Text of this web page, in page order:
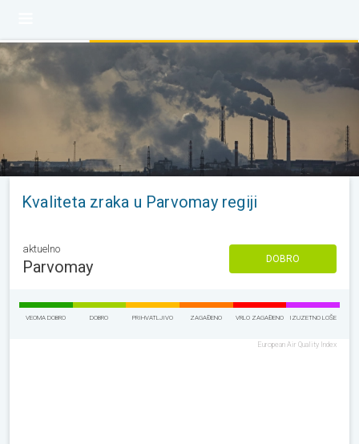
Kvaliteta zraka u Parvomay regiji
aktuelno
Parvomay DOBRO
VEOMA DOBRO DOBRO PRIHVATLJIVO ZAGAĐENO VRLO ZAGAĐENO IZUZETNO LOŠE
European Air Quality Index